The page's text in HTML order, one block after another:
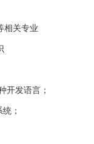
相关专业
开发语言；
；